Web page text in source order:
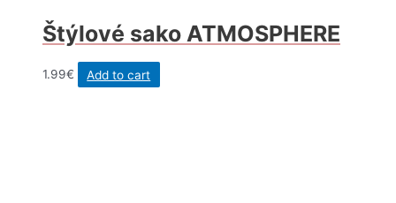
Štýlové sako ATMOSPHERE
1.99€ Add to cart